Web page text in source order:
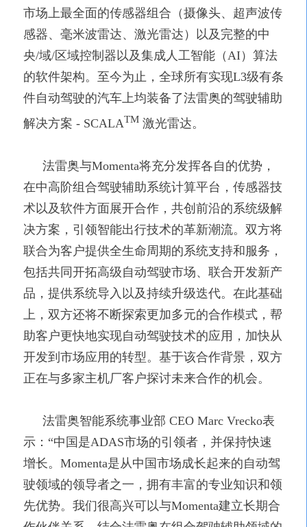
市场上最全面的传感器组合（摄像头、超声波传
感器、毫米波雷达、激光雷达）以及完整的中
央/域/区域控制器以及集成人工智能（AI）算法
的软件架构。至今为止，全球所有实现L3级有条
件自动驾驶的汽车上均装备了法雷奥的驾驶辅助
解决方案 - SCALATM激光雷达。
法雷奥与Momenta将充分发挥各自的优势，
在中高阶组合驾驶辅助系统计算平台，传感器技
术以及软件方面展开合作，共创前沿的系统级解
决方案，引领智能出行技术的革新潮流。双方将
联合为客户提供全生命周期的系统支持和服务，
包括共同开拓高级自动驾驶市场、联合开发新产
品，提供系统导入以及持续升级迭代。在此基础
上，双方还将不断探索更加多元的合作模式，帮
助客户更快地实现自动驾驶技术的应用，加快从
开发到市场应用的转型。基于该合作背景，双方
正在与多家主机厂客户探讨未来合作的机会。
法雷奥智能系统事业部 CEO Marc Vrecko表
示：“中国是ADAS市场的引领者，并保持快速
增长。Momenta是从中国市场成长起来的自动驾
驶领域的领导者之一，拥有丰富的专业知识和领
先优势。我们很高兴可以与Momenta建立长期合